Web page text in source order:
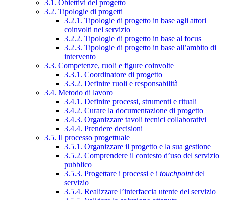
3.1. Obiettivi del progetto
3.2. Tipologie di progetti
3.2.1. Tipologie di progetto in base agli attori
coinvolti nel servizio
3.2.2. Tipologie di progetto in base al focus
3.2.3. Tipologie di progetto in base all’ambito di
intervento
3.3. Competenze, ruoli e figure coinvolte
3.3.1. Coordinatore di progetto
3.3.2. Definire ruoli e responsabilità
3.4. Metodo di lavoro
3.4.1. Definire processi, strumenti e rituali
3.4.2. Curare la documentazione di progetto
3.4.3. Organizzare tavoli tecnici collaborativi
3.4.4. Prendere decisioni
3.5. Il processo progettuale
3.5.1. Organizzare il progetto e la sua gestione
3.5.2. Comprendere il contesto d’uso del servizio
pubblico
3.5.3. Progettare i processi e i touchpointdel
servizio
3.5.4. Realizzare l’interfaccia utente del servizio